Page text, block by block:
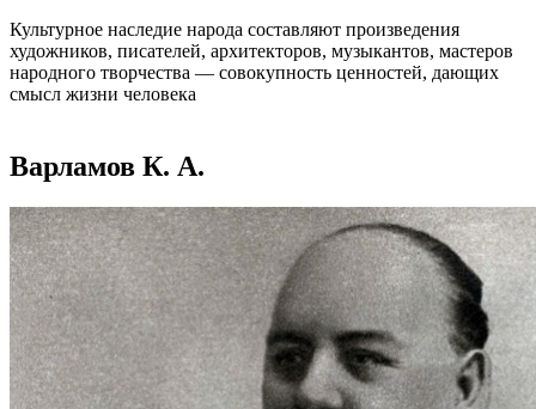
Культурное наследие народа составляют произведения
художников, писателей, архитекторов, музыкантов, мастеров
народного творчества ― совокупность ценностей, дающих
смысл жизни человека
Варламов К. А.